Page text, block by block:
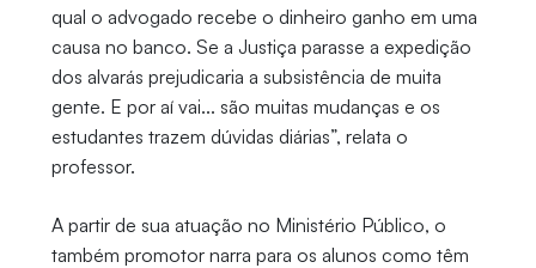
qual o advogado recebe o dinheiro ganho em uma
causa no banco. Se a Justiça parasse a expedição
dos alvarás prejudicaria a subsistência de muita
gente. E por aí vai... são muitas mudanças e os
estudantes trazem dúvidas diárias”, relata o
professor.
A partir de sua atuação no Ministério Público, o
também promotor narra para os alunos como têm